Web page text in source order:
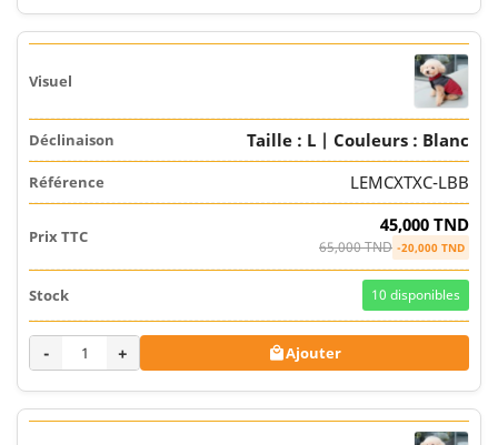
Taille : L | Couleurs : Blanc
LEMCXTXC-LBB
45,000 TND
65,000 TND -20,000 TND
10 disponibles
- + Ajouter